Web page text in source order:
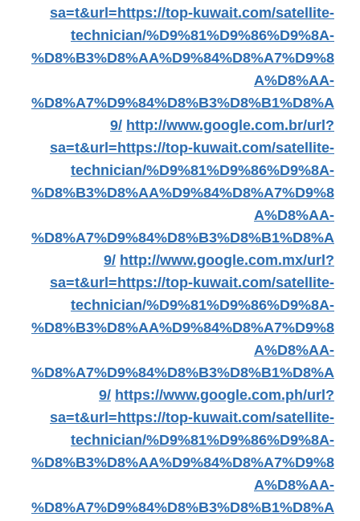
sa=t&url=https://top-kuwait.com/satellite-
technician/%D9%81%D9%86%D9%8A-
%D8%B3%D8%AA%D9%84%D8%A7%D9%8
A%D8%AA-
%D8%A7%D9%84%D8%B3%D8%B1%D8%A
9/ http://www.google.com.br/url?
sa=t&url=https://top-kuwait.com/satellite-
technician/%D9%81%D9%86%D9%8A-
%D8%B3%D8%AA%D9%84%D8%A7%D9%8
A%D8%AA-
%D8%A7%D9%84%D8%B3%D8%B1%D8%A
9/ http://www.google.com.mx/url?
sa=t&url=https://top-kuwait.com/satellite-
technician/%D9%81%D9%86%D9%8A-
%D8%B3%D8%AA%D9%84%D8%A7%D9%8
A%D8%AA-
%D8%A7%D9%84%D8%B3%D8%B1%D8%A
9/ https://www.google.com.ph/url?
sa=t&url=https://top-kuwait.com/satellite-
technician/%D9%81%D9%86%D9%8A-
%D8%B3%D8%AA%D9%84%D8%A7%D9%8
A%D8%AA-
%D8%A7%D9%84%D8%B3%D8%B1%D8%A